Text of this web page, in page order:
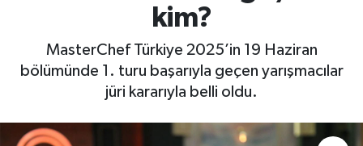
kim?
MasterChef Türkiye 2025’in 19 Haziran
bölümünde 1. turu başarıyla geçen yarışmacılar
jüri kararıyla belli oldu.